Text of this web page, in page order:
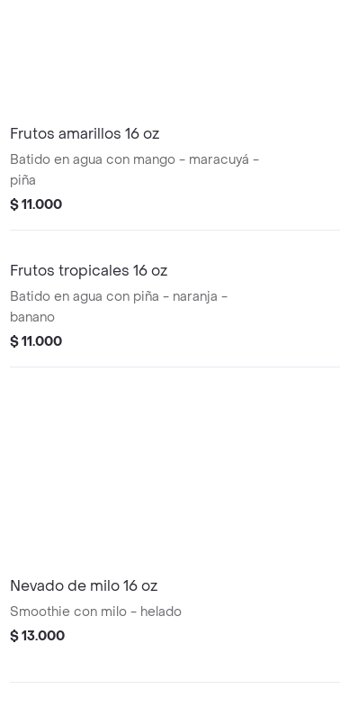
Frutos amarillos 16 oz
Batido en agua con mango - maracuyá -
piña
$ 11.000
Frutos tropicales 16 oz
Batido en agua con piña - naranja -
banano
$ 11.000
Nevado de milo 16 oz
Smoothie con milo - helado
$ 13.000